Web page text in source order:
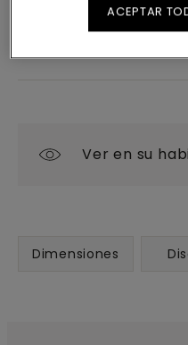
Ver en su
Dimensiones
ACEPTAR